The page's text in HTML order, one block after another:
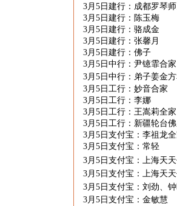
3月 5 日建行：成都罗琴
3月 5 日建行：陈玉梅
3月 5 日建行：骆成金
3月 5 日建行：张馨月
3月 5 日建行：佛子
3月 5 日中行：尹镱霏合
3月 5 日中行：弟子姜金
3月 5 日工行：妙音合家
3月 5 日工行：李娜
3月 5 日工行：王嵩莉全家
3月 5 日工行：新疆轮台
3月 5 日支付宝：李祖龙
3月 5 日支付宝：常轻
3月 5 日支付宝：上海天
3月 5 日支付宝：上海天
3月 5 日支付宝：刘劲、
3月 5 日支付宝：金敏慧